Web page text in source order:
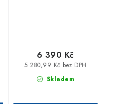
Skladem
5 280,99 Kč bez DPH
6 390 Kč